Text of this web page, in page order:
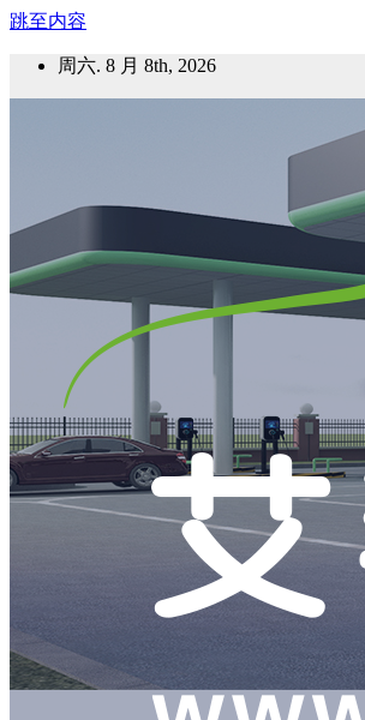
跳至内容
周六. 8 月 8th, 2026